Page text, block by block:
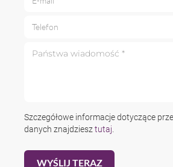
Szczegółowe informacje dotyczące
danych znajdziesz tutaj